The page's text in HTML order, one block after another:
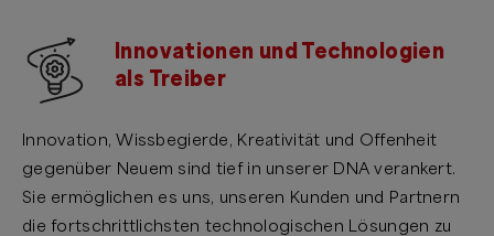
Innovationen und Technologien
als Treiber
Innovation, Wissbegierde, Kreativität und Offenheit
gegenüber Neuem sind tief in unserer DNA verankert.
Sie ermöglichen es uns, unseren Kunden und Partnern
die fortschrittlichsten technologischen Lösungen zu